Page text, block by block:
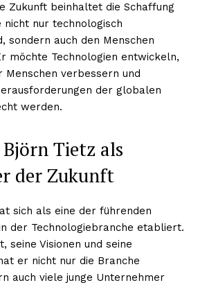
Zukunft beinhaltet die Schaffung
nicht nur technologisch
sondern auch den Menschen
möchte Technologien entwickeln,
Menschen verbessern und
der globalen
werden.
Tietz als
der Zukunft
sich als eine der führenden
der Technologiebranche etabliert.
seine Visionen und seine
er nicht nur die Branche
auch viele junge Unternehmer